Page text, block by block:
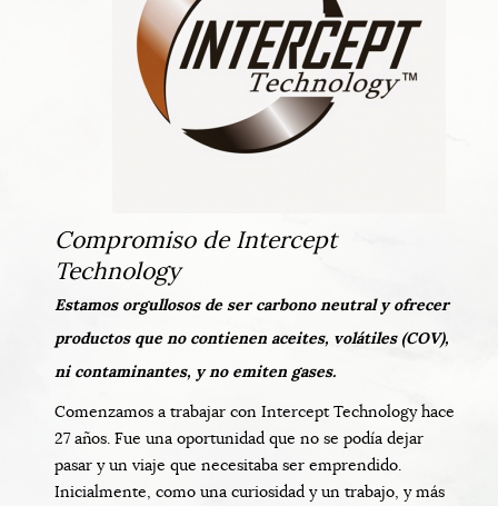
Compromiso de Intercept
Technology
Estamos orgullosos de ser carbono neutral y ofrecer
productos que no contienen aceites, volátiles (COV),
ni contaminantes, y no emiten gases.
Comenzamos a trabajar con Intercept Technology hace
27 años. Fue una oportunidad que no se podía dejar
pasar y un viaje que necesitaba ser emprendido.
Inicialmente, como una curiosidad y un trabajo, y más